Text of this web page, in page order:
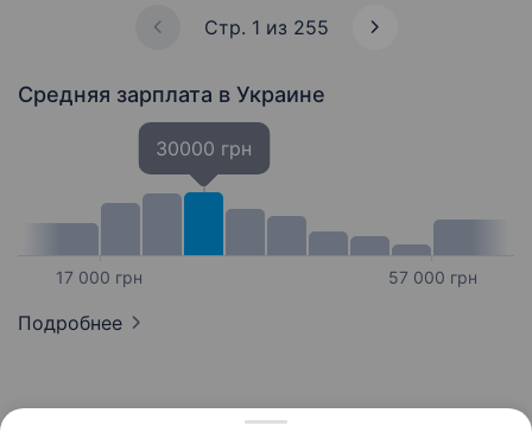
Стр. 1 из 255
Средняя зарплата в Украине
17 000 грн
30000 грн
57 000 грн
Подробнее